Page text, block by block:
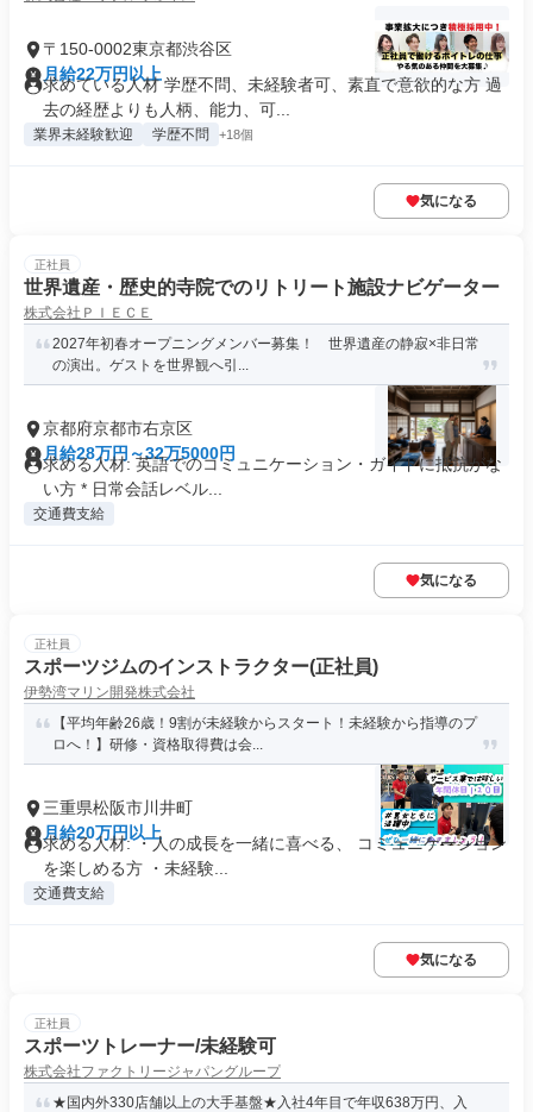
〒150-0002東京都渋谷区
月給22万円以上
求めている人材 学歴不問、未経験者可、素直で意欲的な方 過
去の経歴よりも人柄、能力、可...
業界未経験歓迎 学歴不問 +18個
気になる
正社員
世界遺産・歴史的寺院でのリトリート施設ナビゲーター
株式会社ＰＩＥＣＥ
2027年初春オープニングメンバー募集！ 世界遺産の静寂×非日常
の演出。ゲストを世界観へ引...
京都府京都市右京区
月給28万円～32万5000円
求める人材: 英語でのコミュニケーション・ガイドに抵抗がな
い方 * 日常会話レベル...
交通費支給
気になる
正社員
スポーツジムのインストラクター(正社員)
伊勢湾マリン開発株式会社
【平均年齢26歳！9割が未経験からスタート！未経験から指導のプ
ロへ！】研修・資格取得費は会...
三重県松阪市川井町
月給20万円以上
求める人材: ・人の成長を一緒に喜べる、 コミュニケーション
を楽しめる方 ・未経験...
交通費支給
気になる
正社員
スポーツトレーナー/未経験可
株式会社ファクトリージャパングループ
★国内外330店舗以上の大手基盤★入社4年目で年収638万円、入